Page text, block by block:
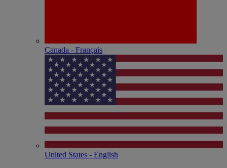
Canada - Français
United States - English